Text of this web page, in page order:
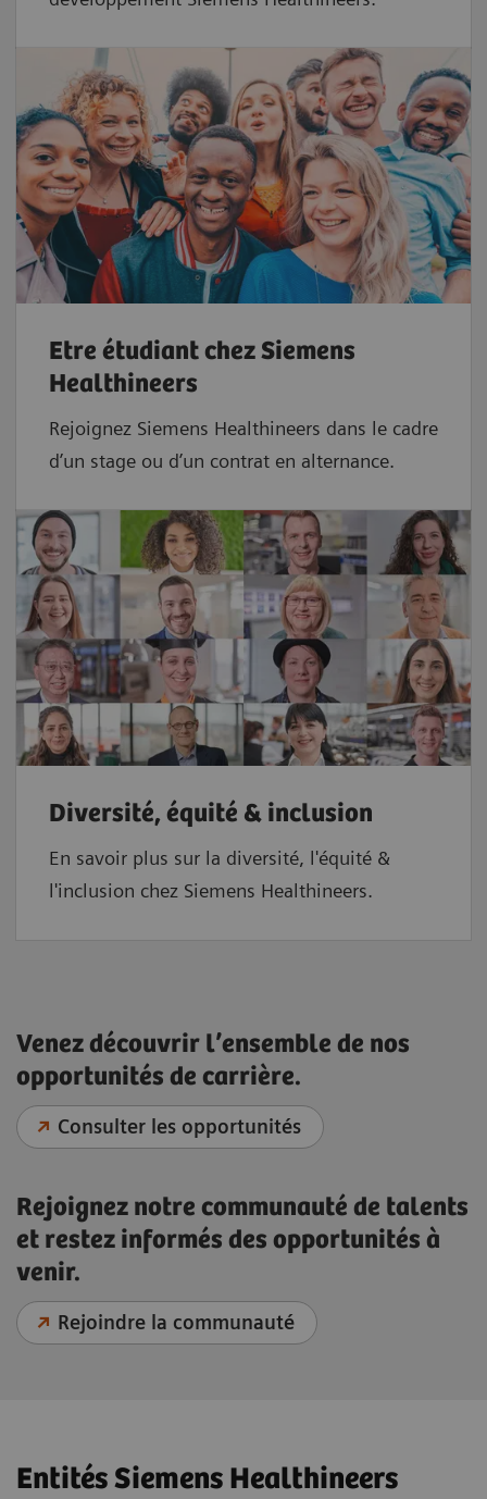
Etre étudiant chez Siemens
Healthineers
Rejoignez Siemens Healthineers dans le cadre
d’un stage ou d’un contrat en alternance.
Diversité, équité & inclusion
En savoir plus sur la diversité, l'équité &
l'inclusion chez Siemens Healthineers.
Venez découvrir l’ensemble de nos
opportunités de carrière.
Consulter les opportunités
Rejoignez notre communauté de talents
et restez informés des opportunités à
venir.
Rejoindre la communauté
Entités Siemens Healthineers